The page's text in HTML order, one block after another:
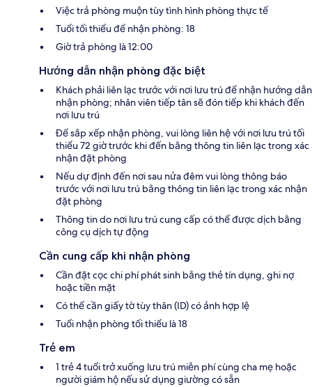
Việc trả phòng muộn tùy tình hình phòng thực tế
Tuổi tối thiểu để nhận phòng: 18
Giờ trả phòng là 12:00
Hướng dẫn nhận phòng đặc biệt
Khách phải liên lạc trước với nơi lưu trú để nhận hướng dẫn
nhận phòng; nhân viên tiếp tân sẽ đón tiếp khi khách đến
nơi lưu trú
Để sắp xếp nhận phòng, vui lòng liên hệ với nơi lưu trú tối
thiểu 72 giờ trước khi đến bằng thông tin liên lạc trong xác
nhận đặt phòng
Nếu dự định đến nơi sau nửa đêm vui lòng thông báo
trước với nơi lưu trú bằng thông tin liên lạc trong xác nhận
đặt phòng
Thông tin do nơi lưu trú cung cấp có thể được dịch bằng
công cụ dịch tự động
Cần cung cấp khi nhận phòng
Cần đặt cọc chi phí phát sinh bằng thẻ tín dụng, ghi nợ
hoặc tiền mặt
Có thể cần giấy tờ tùy thân (ID) có ảnh hợp lệ
Tuổi nhận phòng tối thiểu là 18
Trẻ em
1 trẻ 4 tuổi trở xuống lưu trú miễn phí cùng cha mẹ hoặc
người giám hộ nếu sử dụng giường có sẵn